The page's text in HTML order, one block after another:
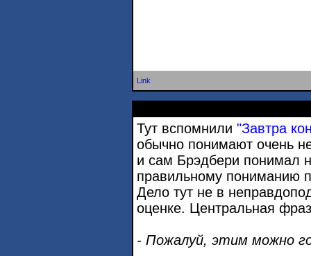
Link
Тут вспомнили "Завтра
обычно понимают очень
и сам Брэдбери понимал
правильному пониманию
Дело тут не в
оценке. Центральная
- Пожалуй, этим можно